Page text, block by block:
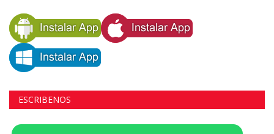
ESCRIBENOS